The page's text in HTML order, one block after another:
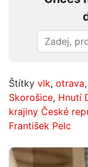
Štítky vlk, otrava,
Skorošice, Hnutí
krajiny České
František Pelc